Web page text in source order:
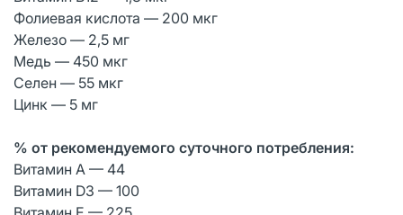
Фолиевая кислота — 200 мкг
Железо — 2,5 мг
Медь — 450 мкг
Селен — 55 мкг
Цинк — 5 мг
% от рекомендуемого суточного потребления:
Витамин А — 44
Витамин D3 — 100